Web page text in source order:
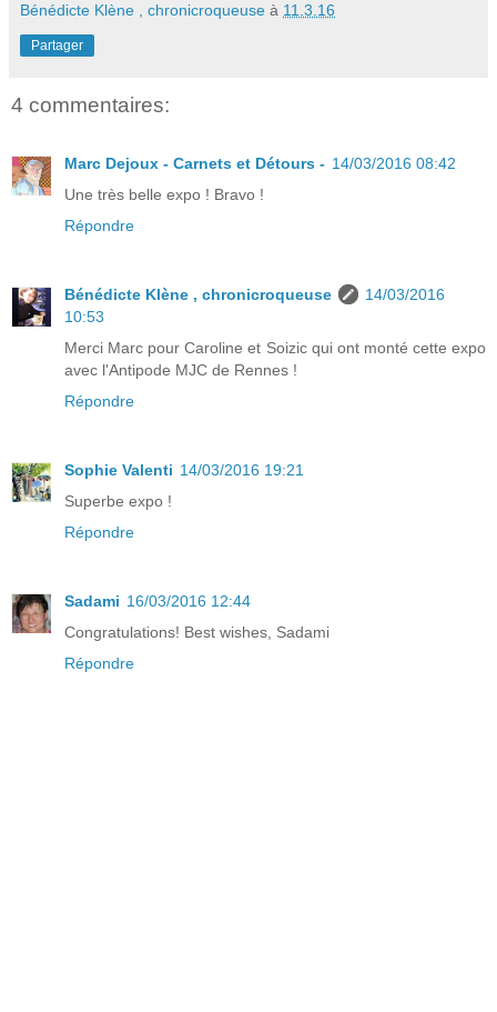
Bénédicte Klène , chronicroqueuse à 11.3.16
Partager
4 commentaires:
Marc Dejoux - Carnets et Détours - 14/03/2016 08:42
Une très belle expo ! Bravo !
Répondre
Bénédicte Klène , chronicroqueuse
14/03/2016
10:53
Merci Marc pour Caroline et Soizic qui ont monté cette expo
avec l'Antipode MJC de Rennes !
Répondre
Sophie Valenti 14/03/2016 19:21
Superbe expo !
Répondre
Sadami 16/03/2016 12:44
Congratulations! Best wishes, Sadami
Répondre